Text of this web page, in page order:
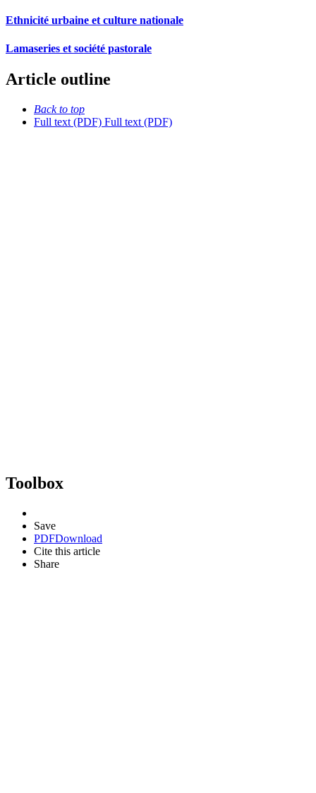
Ethnicité urbaine et culture nationale
Lamaseries et société pastorale
Article outline
Back to top
Full text (PDF) Full text (PDF)
Toolbox
Save
PDFDownload
Cite this article
Share